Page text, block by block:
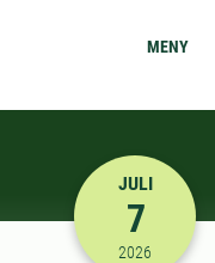
MENY
2026-07-
JULI
7
2026